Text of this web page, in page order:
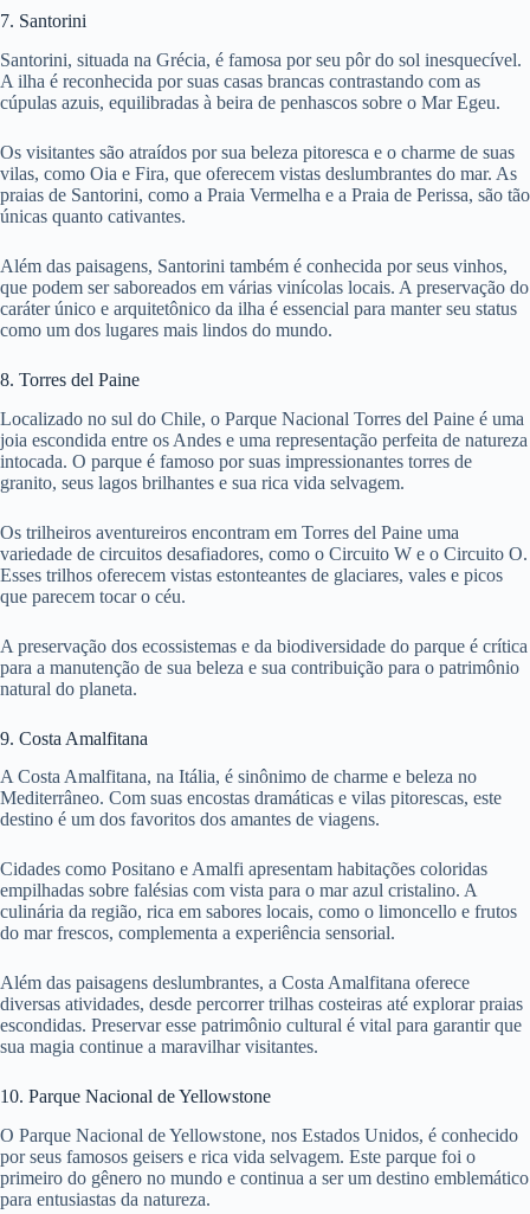
7. Santorini
Santorini, situada na Grécia, é famosa por seu pôr do sol inesquecível.
A ilha é reconhecida por suas casas brancas contrastando com as
cúpulas azuis, equilibradas à beira de penhascos sobre o Mar Egeu.
Os visitantes são atraídos por sua beleza pitoresca e o charme de suas
vilas, como Oia e Fira, que oferecem vistas deslumbrantes do mar. As
praias de Santorini, como a Praia Vermelha e a Praia de Perissa, são tão
únicas quanto cativantes.
Além das paisagens, Santorini também é conhecida por seus vinhos,
que podem ser saboreados em várias vinícolas locais. A preservação do
caráter único e arquitetônico da ilha é essencial para manter seu status
como um dos lugares mais lindos do mundo.
8. Torres del Paine
Localizado no sul do Chile, o Parque Nacional Torres del Paine é uma
joia escondida entre os Andes e uma representação perfeita de natureza
intocada. O parque é famoso por suas impressionantes torres de
granito, seus lagos brilhantes e sua rica vida selvagem.
Os trilheiros aventureiros encontram em Torres del Paine uma
variedade de circuitos desafiadores, como o Circuito W e o Circuito O.
Esses trilhos oferecem vistas estonteantes de glaciares, vales e picos
que parecem tocar o céu.
A preservação dos ecossistemas e da biodiversidade do parque é crítica
para a manutenção de sua beleza e sua contribuição para o patrimônio
natural do planeta.
9. Costa Amalfitana
A Costa Amalfitana, na Itália, é sinônimo de charme e beleza no
Mediterrâneo. Com suas encostas dramáticas e vilas pitorescas, este
destino é um dos favoritos dos amantes de viagens.
Cidades como Positano e Amalfi apresentam habitações coloridas
empilhadas sobre falésias com vista para o mar azul cristalino. A
culinária da região, rica em sabores locais, como o limoncello e frutos
do mar frescos, complementa a experiência sensorial.
Além das paisagens deslumbrantes, a Costa Amalfitana oferece
diversas atividades, desde percorrer trilhas costeiras até explorar praias
escondidas. Preservar esse patrimônio cultural é vital para garantir que
sua magia continue a maravilhar visitantes.
10. Parque Nacional de Yellowstone
O Parque Nacional de Yellowstone, nos Estados Unidos, é conhecido
por seus famosos geisers e rica vida selvagem. Este parque foi o
primeiro do gênero no mundo e continua a ser um destino emblemático
para entusiastas da natureza.